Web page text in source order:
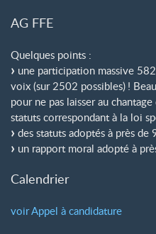
AG FFE
Quelques points :
une participation massive
voix (sur 2502 possibles) !
pour ne pas laisser au
statuts correspondant à la loi
des statuts adoptés à près de
un rapport moral adopté à
Calendrier
voir Appel à candidature